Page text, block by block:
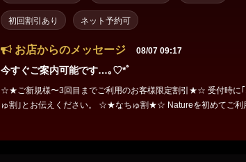
初回割引あり ネット予約可
お店からのメッセージ 08/07 09:17
今すぐご案内可能です…｡♡*ﾟ
☆★ご新規様〜3回目までご利用のお客様限定割引★☆ 受付時に｢なち
ゅ割｣とお伝えください。 ☆★なちゅ割★☆ Natureを初めてご利用の